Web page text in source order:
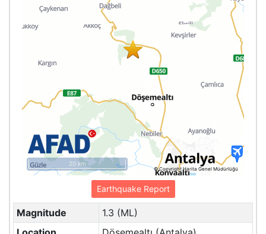
© Copyright Harita Genel Müdürlüğü
20 km
Earthquake Report
Magnitude
1.3 (ML)